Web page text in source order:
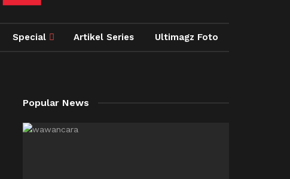
Special Artikel Series Ultimagz Foto
Popular News